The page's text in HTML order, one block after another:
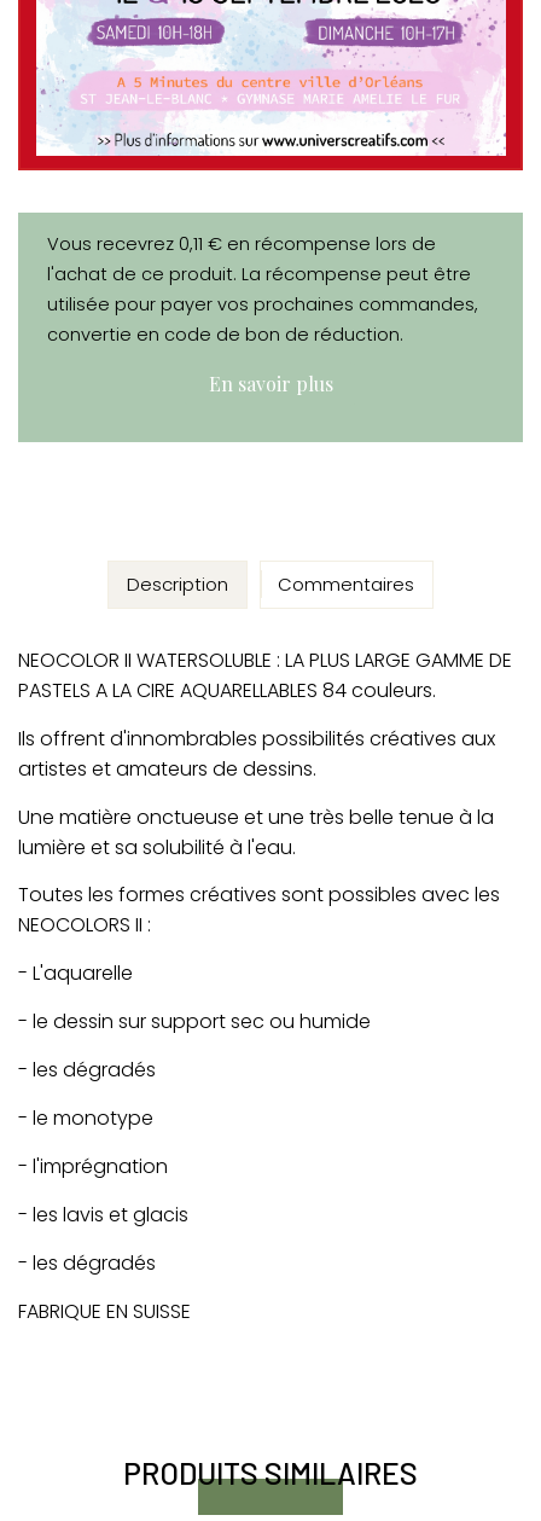
Vous recevrez 0,11 € en récompense lors de
l'achat de ce produit. La récompense peut être
utilisée pour payer vos prochaines commandes,
convertie en code de bon de réduction.
En savoir plus
Description
NEOCOLOR II WATERSOLUBLE : LA PLUS LARGE GAMME DE
PASTELS A LA CIRE AQUARELLABLES 84 couleurs.
Ils offrent d'innombrables possibilités créatives aux
artistes et amateurs de dessins.
Une matière onctueuse et une très belle tenue à la
lumière et sa solubilité à l'eau.
Toutes les formes créatives sont possibles avec les
NEOCOLORS II :
- L'aquarelle
- le dessin sur support sec ou humide
- les dégradés
- le monotype
- l'imprégnation
- les lavis et glacis
- les dégradés
FABRIQUE EN SUISSE
Commentaires
PRODUITS SIMILAIRES